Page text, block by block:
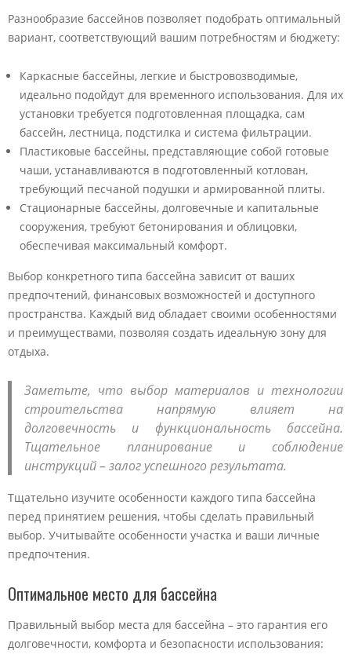
Разнообразие бассейнов позволяет подобрать оптимальный
вариант, соответствующий вашим потребностям и бюджету:
Каркасные бассейны, легкие и быстровозводимые,
идеально подойдут для временного использования. Для их
установки требуется подготовленная площадка, сам
бассейн, лестница, подстилка и система фильтрации.
Пластиковые бассейны, представляющие собой готовые
чаши, устанавливаются в подготовленный котлован,
требующий песчаной подушки и армированной плиты.
Стационарные бассейны, долговечные и капитальные
сооружения, требуют бетонирования и облицовки,
обеспечивая максимальный комфорт.
Выбор конкретного типа бассейна зависит от ваших
предпочтений, финансовых возможностей и доступного
пространства. Каждый вид обладает своими особенностями
и преимуществами, позволяя создать идеальную зону для
отдыха.
Заметьте, что выбор материалов и технологии
строительства напрямую влияет на
долговечность и функциональность бассейна.
Тщательное планирование и соблюдение
инструкций – залог успешного результата.
Тщательно изучите особенности каждого типа бассейна
перед принятием решения, чтобы сделать правильный
выбор. Учитывайте особенности участка и ваши личные
предпочтения.
Оптимальное место для бассейна
Правильный выбор места для бассейна – это гарантия его
долговечности, комфорта и безопасности использования: